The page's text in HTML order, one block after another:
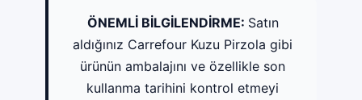
ÖNEMLİ BİLGİLENDİRME: Satın
aldığınız Carrefour Kuzu Pirzola gibi
ürünün ambalajını ve özellikle son
kullanma tarihini kontrol etmeyi